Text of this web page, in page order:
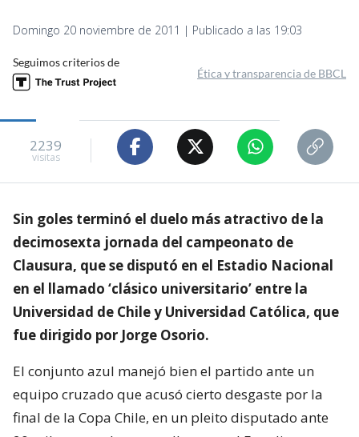
Domingo 20 noviembre de 2011 | Publicado a las 19:03
Seguimos criterios de
Ética y transparencia de BBCL
2239
visitas
Sin goles terminó el duelo más atractivo de la
decimosexta jornada del campeonato de
Clausura, que se disputó en el Estadio Nacional
en el llamado ‘clásico universitario’ entre la
Universidad de Chile y Universidad Católica, que
fue dirigido por Jorge Osorio.
El conjunto azul manejó bien el partido ante un
equipo cruzado que acusó cierto desgaste por la
final de la Copa Chile, en un pleito disputado ante